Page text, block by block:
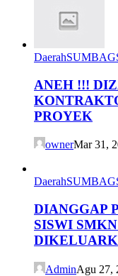
Daerah
ANEH !!!
PROYEK
ownerMar 31,
Daerah
DIANGGAP
SISWI
AdminAgu 27,